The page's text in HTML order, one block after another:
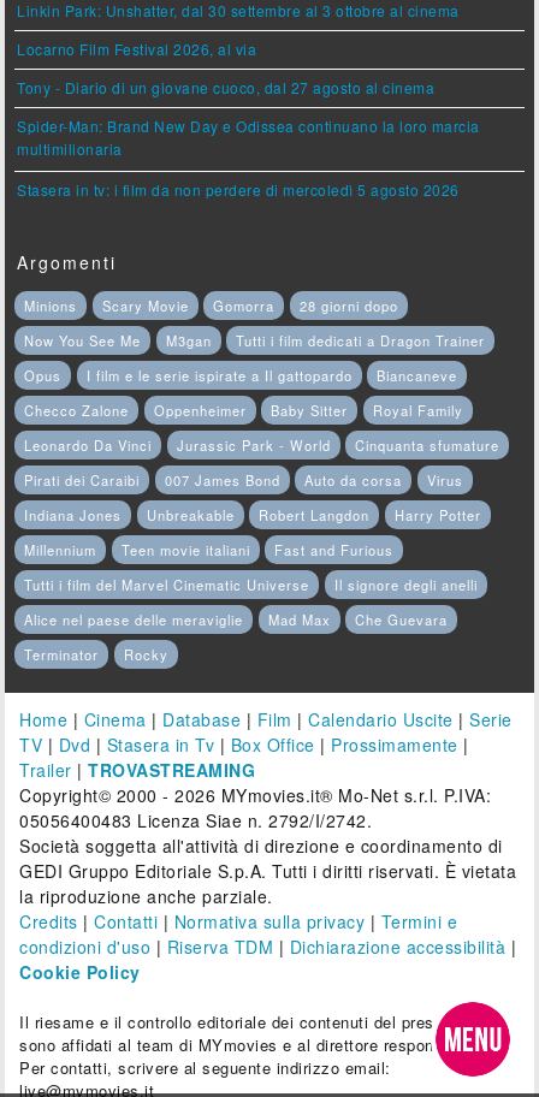
Linkin Park: Unshatter, dal 30 settembre al 3 ottobre al cinema
Locarno Film Festival 2026, al via
Tony - Diario di un giovane cuoco, dal 27 agosto al cinema
Spider-Man: Brand New Day e Odissea continuano la loro marcia
multimilionaria
Stasera in tv: i film da non perdere di mercoledì 5 agosto 2026
Argomenti
Minions Scary Movie Gomorra
28 giorni dopo
Now You See Me
M3gan
Tutti i film dedicati a Dragon Trainer
Opus
I film e le serie ispirate a Il gattopardo
Biancaneve
Checco Zalone
Oppenheimer Baby Sitter
Royal Family
Leonardo Da Vinci
Jurassic Park - World
Cinquanta sfumature
Pirati dei Caraibi
007 James Bond Auto da corsa
Virus
Indiana Jones
Unbreakable Robert Langdon
Harry Potter
Millennium
Teen movie italiani
Fast and Furious
Tutti i film del Marvel Cinematic Universe
Il signore degli anelli
Alice nel paese delle meraviglie
Mad Max
Che Guevara
Terminator
Rocky
Home | Cinema | Database | Film |Calendario Uscite |Serie
TV | Dvd | Stasera in Tv | Box Office | Prossimamente |
Trailer |TROVASTREAMING
Copyright© 2000 - 2026 MYmovies.it® Mo-Net s.r.l. P.IVA:
05056400483 Licenza Siae n. 2792/I/2742.
Società soggetta all'attività di direzione e coordinamento di
GEDI Gruppo Editoriale S.p.A. Tutti i diritti riservati. È vietata
la riproduzione anche parziale.
Credits |Contatti | Normativa sulla privacy | Termini e
condizioni d'uso | Riserva TDM | Dichiarazione accessibilità |
Cookie Policy
Il riesame e il controllo editoriale dei contenuti del presente sito
sono affidati al team di MYmovies e al direttore responsabile.
Per contatti, scrivere al seguente indirizzo email:
live@mymovies.it